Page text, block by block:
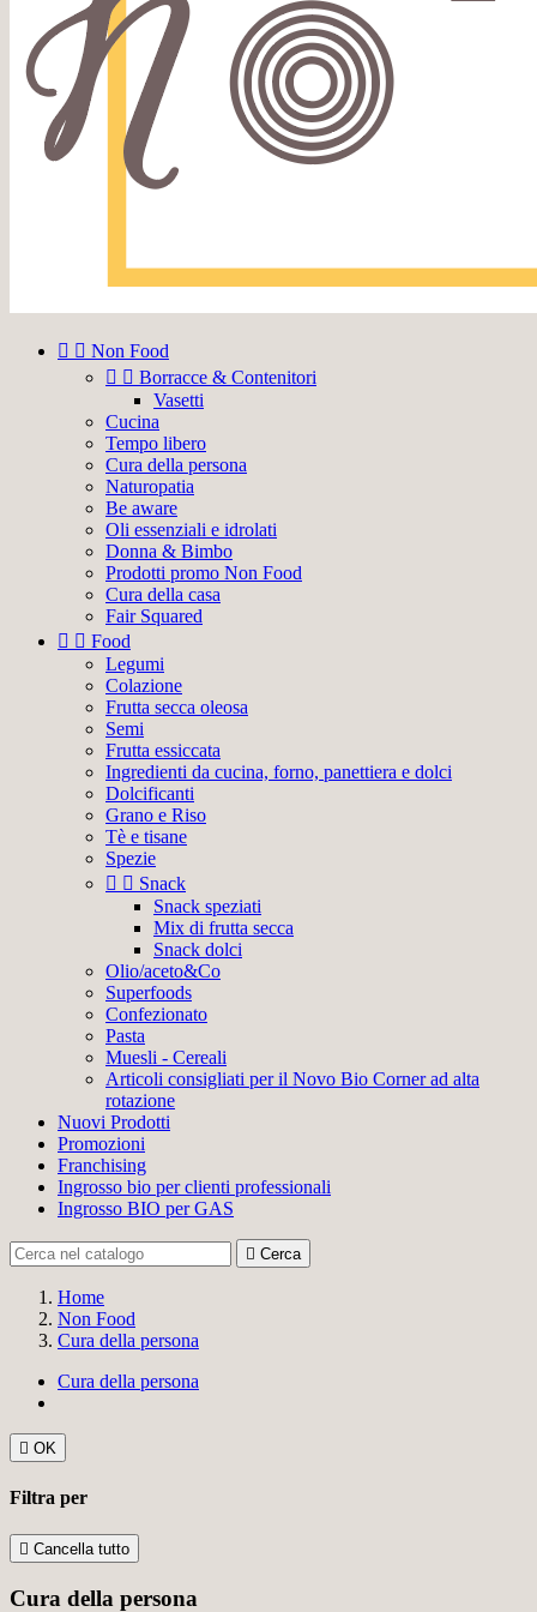
  Non Food
  Borracce & Contenitori
Vasetti
Cucina
Tempo libero
Cura della persona
Naturopatia
Be aware
Oli essenziali e idrolati
Donna & Bimbo
Prodotti promo Non Food
Cura della casa
Fair Squared
  Food
Legumi
Colazione
Frutta secca oleosa
Semi
Frutta essiccata
Ingredienti da cucina, forno, panettiera e dolci
Dolcificanti
Grano e Riso
Tè e tisane
Spezie
  Snack
Snack speziati
Mix di frutta secca
Snack dolci
Olio/aceto&Co
Superfoods
Confezionato
Pasta
Muesli - Cereali
Articoli consigliati per il Novo Bio Corner ad alta
rotazione
Nuovi Prodotti
Promozioni
Franchising
Ingrosso bio per clienti professionali
Ingrosso BIO per GAS
 Cerca
Home
Non Food
Cura della persona
Cura della persona
 OK
Filtra per
 Cancella tutto
Cura della persona